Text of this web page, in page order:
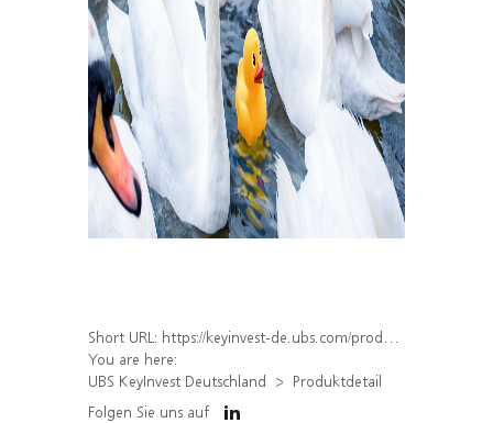
Short URL: https://keyinvest-de.ubs.com/produkt/detail/index/isin/DE000WA4KBT0
You are here:
UBS KeyInvest Deutschland
Produktdetail
Folgen Sie uns auf